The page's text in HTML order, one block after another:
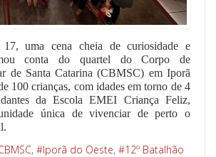
uma cena cheia de curiosidade e
conta do quartel do Corpo de
de Santa Catarina (CBMSC) em Iporã
100 crianças, com idades em torno de 4
da Escola EMEI Criança Feliz,
única de vivenciar de perto o
Iporã do Oeste 12º Batalhão